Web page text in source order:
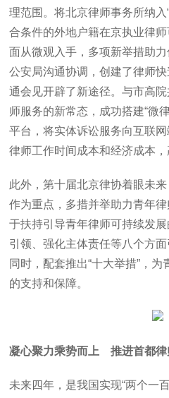
理范围。将北京律师事务所纳
合条件的外地户籍在京执业律
面从微观入手，多项新举措助
公安局沟通协调，创建了律师
通会见开辟了新途径。与市高
师服务的新常态，成功搭建“微
平台，将实体诉讼服务向互联
律师工作时间成本和经济成本，
此外，第十届北京律协着眼未
作为重点，多措并举助力青年
于扶持引导青年律师可持续发
引领、强化主体责任等八个方
同时，配套推出“十大举措”，
的支持和保障。
凝心聚力乘势而上 推进首都律
未来四年，是我国实现“两个一